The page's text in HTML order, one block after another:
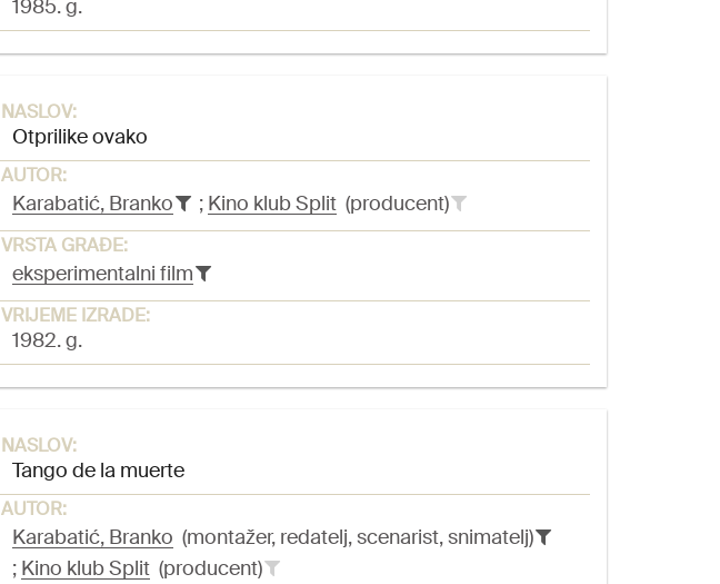
1985. g.
NASLOV:
Otprilike ovako
AUTOR:
Karabatić, Branko ; Kino klub Split(producent)
VRSTA GRAĐE:
eksperimentalni film
VRIJEME IZRADE:
1982. g.
NASLOV:
Tango de la muerte
AUTOR:
Karabatić, Branko (montažer, redatelj, scenarist, snimatelj)
; Kino klub Split(producent)